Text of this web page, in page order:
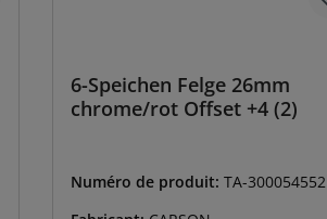
6-Speichen Felge 26mm
chrome/rot Offset +4 (2)
Numéro de produit: TA-300054552